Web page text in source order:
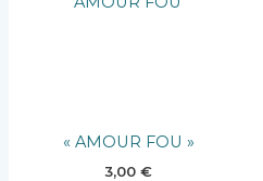
« AMOUR FOU »
3,00€